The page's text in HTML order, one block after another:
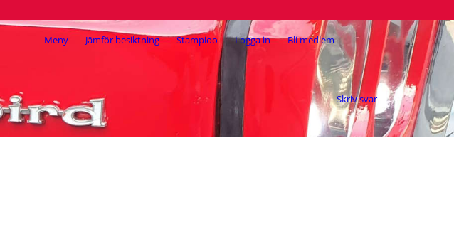
Meny Jämför besiktning Stampioo Logga in Bli medlem
Skriv svar